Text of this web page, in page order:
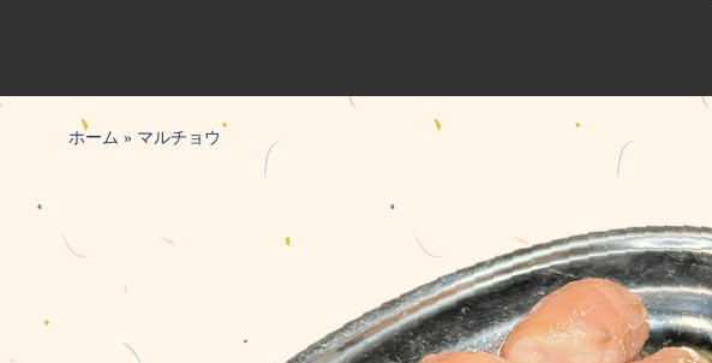
ホーム » マルチョウ